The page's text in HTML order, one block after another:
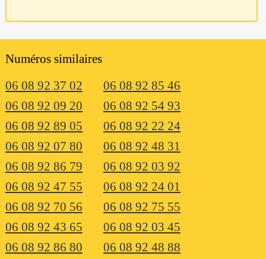
Numéros similaires
06 08 92 37 02
06 08 92 85 46
06 08 92 09 20
06 08 92 54 93
06 08 92 89 05
06 08 92 22 24
06 08 92 07 80
06 08 92 48 31
06 08 92 86 79
06 08 92 03 92
06 08 92 47 55
06 08 92 24 01
06 08 92 70 56
06 08 92 75 55
06 08 92 43 65
06 08 92 03 45
06 08 92 86 80
06 08 92 48 88